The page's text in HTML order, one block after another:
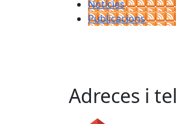
Notícies
Publicacions
Adreces i